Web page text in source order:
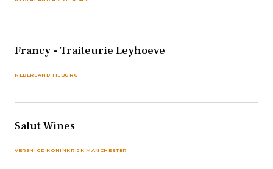
Francy - Traiteurie Leyhoeve
NEDERLAND TILBURG
Salut Wines
VERENIGD KONINKRIJK MANCHESTER